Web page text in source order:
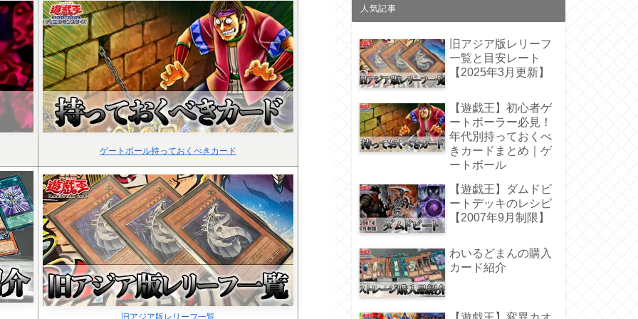
ゲートボール持っておくべきカード
人気記事
旧アジア版レリーフ
一覧と目安レート
【2025年3月更新】
【遊戯王】初心者ゲ
ートボーラー必見！
年代別持っておくべ
きカードまとめ｜ゲ
ートボール
【遊戯王】ダムドビ
ートデッキのレシピ
【2007年9月制限】
わいるどまんの購入
カード紹介